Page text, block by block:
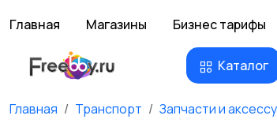
Главная Магазины Бизнес тарифы
Каталог
Главная Транспорт Запчасти и